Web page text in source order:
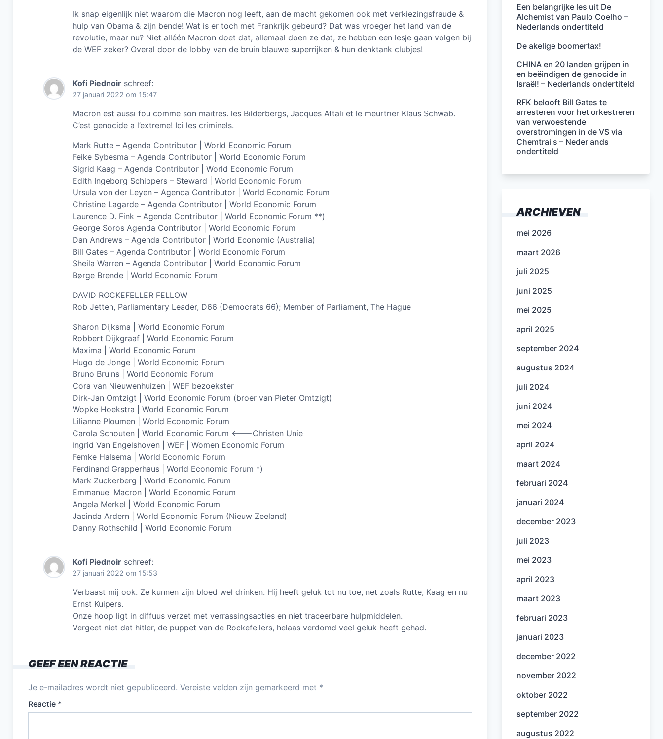
Ik snap eigenlijk niet waarom die Macron nog leeft, aan de macht gekomen ook met verkiezingsfraude &
hulp van Obama & zijn bende! Wat is er toch met Frankrijk gebeurd? Dat was vroeger het land van de
revolutie, maar nu? Niet alléén Macron doet dat, allemaal doen ze dat, ze hebben een lesje gaan volgen bij
de WEF zeker? Overal door de lobby van de bruin blauwe superrijken & hun denktank clubjes!
Kofi Piednoir schreef:
27 januari 2022 om 15:47
Macron est aussi fou comme son maitres. les Bilderbergs, Jacques Attali et le meurtrier Klaus Schwab.
C’est genocide a l’extreme! Ici les criminels.
Mark Rutte – Agenda Contributor | World Economic Forum
Feike Sybesma – Agenda Contributor | World Economic Forum
Sigrid Kaag – Agenda Contributor | World Economic Forum
Edith Ingeborg Schippers – Steward | World Economic Forum
Ursula von der Leyen – Agenda Contributor | World Economic Forum
Christine Lagarde – Agenda Contributor | World Economic Forum
Laurence D. Fink – Agenda Contributor | World Economic Forum **)
George Soros Agenda Contributor | World Economic Forum
Dan Andrews – Agenda Contributor | World Economic (Australia)
Bill Gates – Agenda Contributor | World Economic Forum
Sheila Warren – Agenda Contributor | World Economic Forum
Børge Brende | World Economic Forum
DAVID ROCKEFELLER FELLOW
Rob Jetten, Parliamentary Leader, D66 (Democrats 66); Member of Parliament, The Hague
Sharon Dijksma | World Economic Forum
Robbert Dijkgraaf | World Economic Forum
Maxima | World Economic Forum
Hugo de Jonge | World Economic Forum
Bruno Bruins | World Economic Forum
Cora van Nieuwenhuizen | WEF bezoekster
Dirk-Jan Omtzigt | World Economic Forum (broer van Pieter Omtzigt)
Wopke Hoekstra | World Economic Forum
Lilianne Ploumen | World Economic Forum
Carola Schouten | World Economic Forum <——-Christen Unie
Ingrid Van Engelshoven | WEF | Women Economic Forum
Femke Halsema | World Economic Forum
Ferdinand Grapperhaus | World Economic Forum *)
Mark Zuckerberg | World Economic Forum
Emmanuel Macron | World Economic Forum
Angela Merkel | World Economic Forum
Jacinda Ardern | World Economic Forum (Nieuw Zeeland)
Danny Rothschild | World Economic Forum
Kofi Piednoir schreef:
27 januari 2022 om 15:53
Verbaast mij ook. Ze kunnen zijn bloed wel drinken. Hij heeft geluk tot nu toe, net zoals Rutte, Kaag en nu
Ernst Kuipers.
Onze hoop ligt in diffuus verzet met verrassingsacties en niet traceerbare hulpmiddelen.
Vergeet niet dat hitler, de puppet van de Rockefellers, helaas verdomd veel geluk heeft gehad.
GEEF EEN REACTIE
Je e-mailadres wordt niet gepubliceerd. Vereiste velden zijn gemarkeerd met *
Reactie *
Een belangrijke les uit De
Alchemist van Paulo Coelho –
Nederlands ondertiteld
De akelige boomertax!
CHINA en 20 landen grijpen in
en beëindigen de genocide in
Israël! – Nederlands ondertiteld
RFK belooft Bill Gates te
arresteren voor het orkestreren
van verwoestende
overstromingen in de VS via
Chemtrails – Nederlands
ondertiteld
ARCHIEVEN
mei 2026
maart 2026
juli 2025
juni 2025
mei 2025
april 2025
september 2024
augustus 2024
juli 2024
juni 2024
mei 2024
april 2024
maart 2024
februari 2024
januari 2024
december 2023
juli 2023
mei 2023
april 2023
maart 2023
februari 2023
januari 2023
december 2022
november 2022
oktober 2022
september 2022
augustus 2022